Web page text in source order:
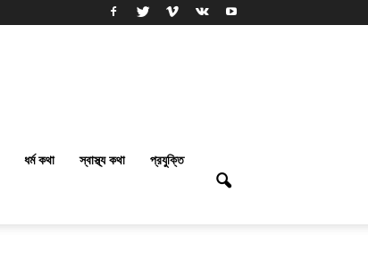
ধর্ম কথা স্বাস্থ্য কথা প্রযুক্তি